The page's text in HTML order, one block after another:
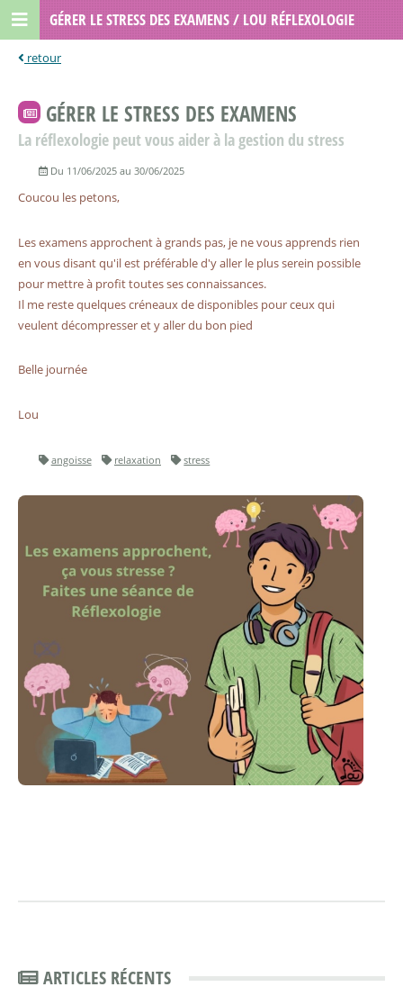
GÉRER LE STRESS DES EXAMENS
La réflexologie peut vous aider à la gestion du stress
Du 11/06/2025 au 30/06/2025
Coucou les petons,
Les examens approchent à grands pas, je ne vous apprends rien
en vous disant qu'il est préférable d'y aller le plus serein possible
pour mettre à profit toutes ses connaissances.
Il me reste quelques créneaux de disponibles pour ceux qui
veulent décompresser et y aller du bon pied
Belle journée
Lou
angoisse relaxation stress
ARTICLES RÉCENTS
GÉRER LE STRESS DES EXAMENS / LOU RÉFLEXOLOGIE